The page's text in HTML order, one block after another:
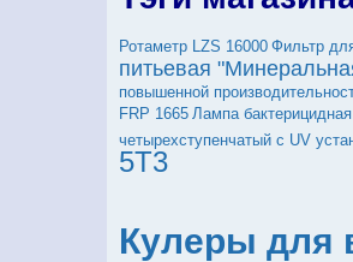
Ротаметр LZS 16000 Фильтр
питьевая
повышенной
FRP 1665 Лампа
четырехступенчатый c UV
5T3
Кулеры для